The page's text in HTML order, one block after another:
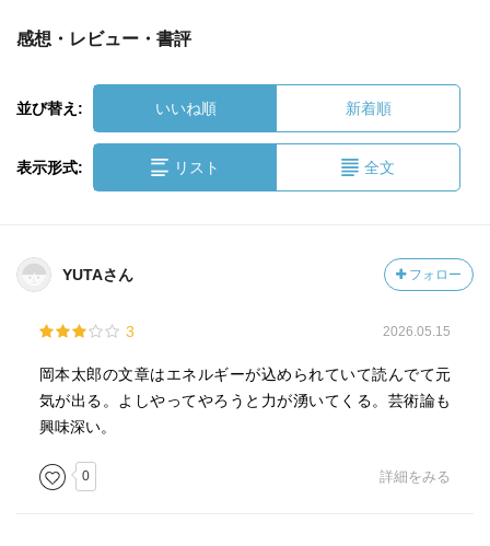
感想・レビュー・書評
並び替え: いいね順 新着順
表示形式: リスト 全文
YUTAさん フォロー
3 2026.05.15
岡本太郎の文章はエネルギーが込められていて読んでて元
気が出る。よしやってやろうと力が湧いてくる。芸術論も
興味深い。
0 詳細をみる